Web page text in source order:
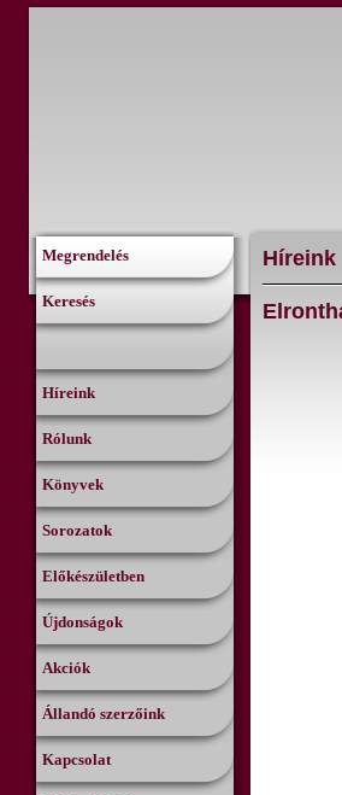
Megrendelés
Keresés
Híreink
Rólunk
Könyvek
Sorozatok
Előkészületben
Újdonságok
Akciók
Állandó szerzőink
Kapcsolat
Híreink